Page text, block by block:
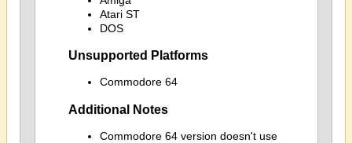
Atari ST
DOS
Unsupported Platforms
Commodore 64
Additional Notes
Commodore 64 version doesn't use